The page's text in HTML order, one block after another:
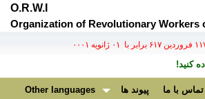
O.R.W.I
Organization of Revolutionary Workers
کنید!
تماس با ما پیوند ها Other languages